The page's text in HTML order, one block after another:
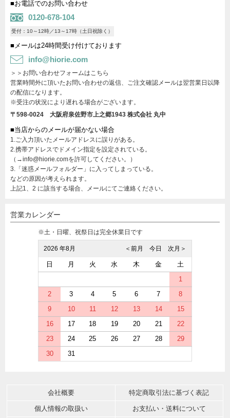
■お電話でのお問い合わせ
0120-678-104
受付：10～12時／13～17時（土日祝除く）
■メールは24時間受け付けております
info@hiorie.com
＞＞お問い合わせフォームはこちら
営業時間外に頂いたお問い合わせの返信、ご注文確認メールは翌営業日以降
の配信になります。
※受注の状況により遅れる場合がございます。
〒598-0024 大阪府泉佐野市上之郷1943 株式会社 丸中
■当店からのメールが届かない場合
1.ご入力頂いたメールアドレスに誤りがある。
2.携帯アドレスでドメイン指定を設定されている。
（→info@hiorie.comを許可してください。）
3.「迷惑メールフォルダー」に入ってしまっている。
などの原因が考えられます。
上記1、2 に該当する場合、メールにてご連絡ください。
営業カレンダー
※土・日曜、祝祭日は完全休業日です
2026 年8月 次月＞
今日
＜前月
日 月 火 水 木 金
土
1
2
3 4 5 6 7
8
9
10 11 12 13 14
15
16
17 18 19 20 21
22
23
24 25 26 27 28
29
30
31
会社概要 特定商取引法に基づく表記
個人情報の取扱い お支払い・送料について